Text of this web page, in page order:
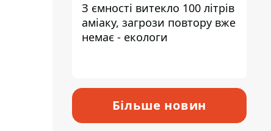
З ємності витекло 100 літрів
аміаку, загрози повтору вже
немає - екологи
Більше новин